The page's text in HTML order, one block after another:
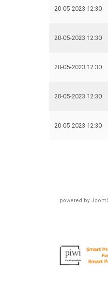
20-05-2023 12:30
20-05-2023 12:30
20-05-2023 12:30
20-05-2023 12:30
20-05-2023 12:30
powered by